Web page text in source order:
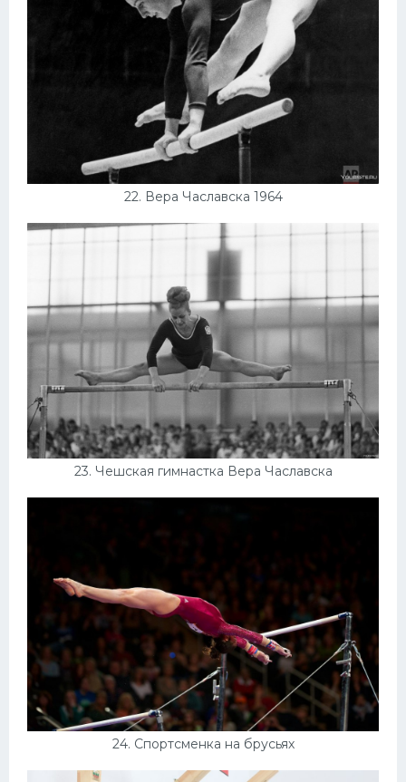
22. Вера Чаславска 1964
23. Чешская гимнастка Вера Чаславска
24. Спортсменка на брусьях